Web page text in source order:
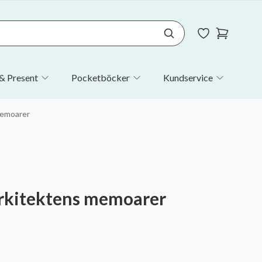
Present Pocketböcker Kundservice
memoarer